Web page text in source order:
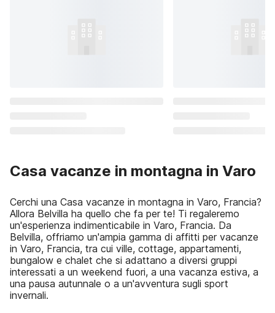
Casa vacanze in montagna in Varo
Cerchi una Casa vacanze in montagna in Varo, Francia?
Allora Belvilla ha quello che fa per te! Ti regaleremo
un'esperienza indimenticabile in Varo, Francia. Da
Belvilla, offriamo un'ampia gamma di affitti per vacanze
in Varo, Francia, tra cui ville, cottage, appartamenti,
bungalow e chalet che si adattano a diversi gruppi
interessati a un weekend fuori, a una vacanza estiva, a
una pausa autunnale o a un'avventura sugli sport
invernali.